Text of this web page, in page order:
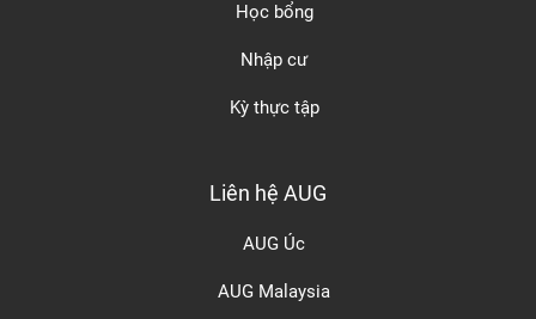
Học bổng
Nhập cư
Kỳ thực tập
Liên hệ AUG
AUG Úc
AUG Malaysia